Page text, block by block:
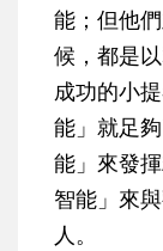
能；但他
候，都是
成功的小
能」就足
能」來發
智能」來
人。